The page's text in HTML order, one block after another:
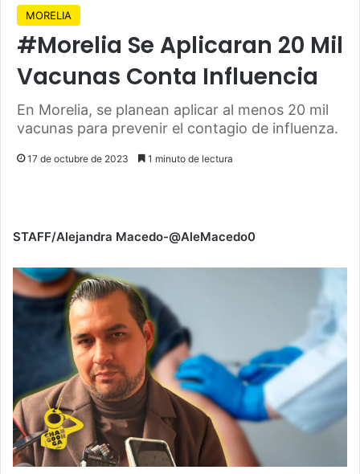
MORELIA
#Morelia Se Aplicaran 20 Mil
Vacunas Conta Influencia
En Morelia, se planean aplicar al menos 20 mil
vacunas para prevenir el contagio de influenza.
17 de octubre de 2023 1 minuto de lectura
STAFF/Alejandra Macedo-@AleMacedo0